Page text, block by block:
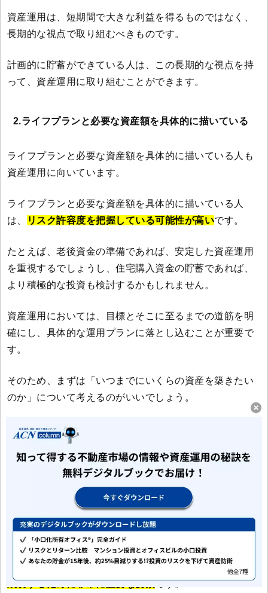
資産運用は、短期間で大きな利益を得るものではなく、
長期的な視点で取り組むべきものです。
計画的に貯蓄ができている人は、この長期的な視点を持
って、資産運用に取り組むことができます。
2.ライフプランと必要な資産額を具体的に描いている
ライフプランと必要な資産額を具体的に描いている人も
資産運用に向いています。
ライフプランと必要な資産額を具体的に描いている人
は、
リスク許容度を把握している可能性が高いです。
たとえば、老後資金の準備であれば、安定した資産運用
を重視するでしょうし、住宅購入資金の貯蓄であれば、
より積極的な投資も検討するかもしれません。
資産運用においては、目標とそこに至るまでの道筋を明
確にし、具体的な運用プランに落とし込むことが重要で
す。
そのため、まずは「いつまでにいくらの資産を築きたい
のか」について考えるのがいいでしょう。
3.リスクをある程度許容できる
資産運用は、必ずしも利益が保証されているものではあ
投資には、元本割れの可能性など、さまざまなリスクが
伴います。
そのため、リスクをある程度許容できるという姿勢は、
成功するために非常に重要な要素です。